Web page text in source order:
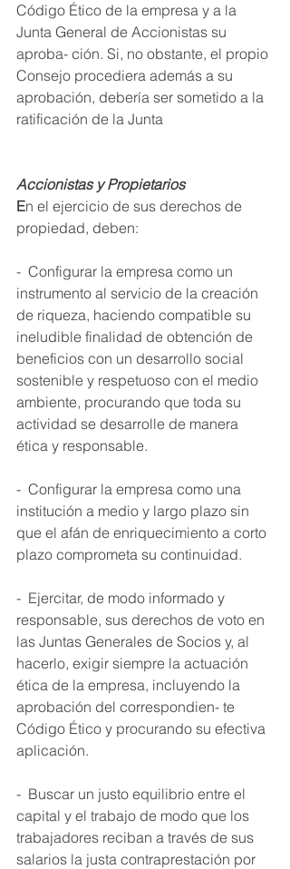
Código Ético de la empresa y a la
Junta General de Accionistas su
aproba- ción. Si, no obstante, el propio
Consejo procediera además a su
aprobación, debería ser sometido a la
ratificación de la Junta
Accionistas y Propietarios
En el ejercicio de sus derechos de
propiedad, deben:
-  Configurar la empresa como un
instrumento al servicio de la creación
de riqueza, haciendo compatible su
ineludible finalidad de obtención de
beneficios con un desarrollo social
sostenible y respetuoso con el medio
ambiente, procurando que toda su
actividad se desarrolle de manera
ética y responsable.
-  Configurar la empresa como una
institución a medio y largo plazo sin
que el afán de enriquecimiento a corto
plazo comprometa su continuidad.
-  Ejercitar, de modo informado y
responsable, sus derechos de voto en
las Juntas Generales de Socios y, al
hacerlo, exigir siempre la actuación
ética de la empresa, incluyendo la
aprobación del correspondien- te
Código Ético y procurando su efectiva
aplicación.
-  Buscar un justo equilibrio entre el
capital y el trabajo de modo que los
trabajadores reciban a través de sus
salarios la justa contraprestación por